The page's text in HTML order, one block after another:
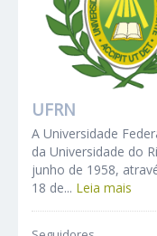
UFRN
A Universidade
da Universidade do
junho de 1958,
18 de... Leia mais